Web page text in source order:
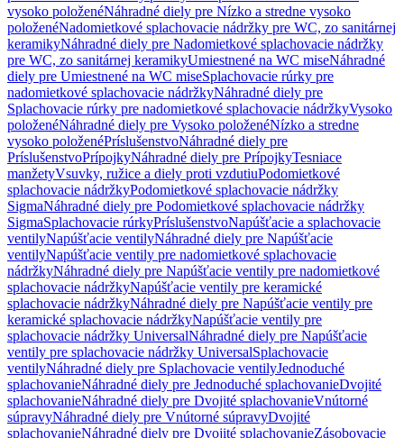
vysoko položenéNáhradné diely pre Nízko a stredne vysoko
položenéNadomietkové splachovacie nádržky pre WC, zo sanitárnej
keramikyNáhradné diely pre Nadomietkové splachovacie nádržky
pre WC, zo sanitárnej keramikyUmiestnené na WC miseNáhradné
diely pre Umiestnené na WC miseSplachovacie rúrky pre
nadomietkové splachovacie nádržkyNáhradné diely pre
Splachovacie rúrky pre nadomietkové splachovacie nádržkyVysoko
položenéNáhradné diely pre Vysoko položenéNízko a stredne
vysoko položenéPríslušenstvoNáhradné diely pre
PríslušenstvoPrípojkyNáhradné diely pre PrípojkyTesniace
manžetyVsuvky, ružice a diely proti vzdutiuPodomietkové
splachovacie nádržkyPodomietkové splachovacie nádržky
SigmaNáhradné diely pre Podomietkové splachovacie nádržky
SigmaSplachovacie rúrkyPríslušenstvoNapúšťacie a splachovacie
ventilyNapúšťacie ventilyNáhradné diely pre Napúšťacie
ventilyNapúšťacie ventily pre nadomietkové splachovacie
nádržkyNáhradné diely pre Napúšťacie ventily pre nadomietkové
splachovacie nádržkyNapúšťacie ventily pre keramické
splachovacie nádržkyNáhradné diely pre Napúšťacie ventily pre
keramické splachovacie nádržkyNapúšťacie ventily pre
splachovacie nádržky UniversalNáhradné diely pre Napúšťacie
ventily pre splachovacie nádržky UniversalSplachovacie
ventilyNáhradné diely pre Splachovacie ventilyJednoduché
splachovanieNáhradné diely pre Jednoduché splachovanieDvojité
splachovanieNáhradné diely pre Dvojité splachovanieVnútorné
súpravyNáhradné diely pre Vnútorné súpravyDvojité
splachovanieNáhradné diely pre Dvojité splachovanieZásobovacie